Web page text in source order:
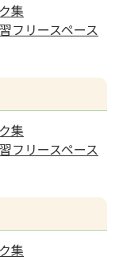
集
フリースペース
集
フリースペース
集